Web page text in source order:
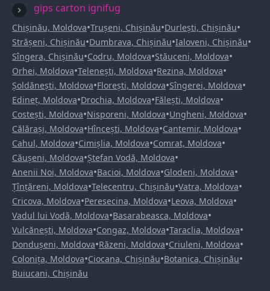
gips carton ignifug
Chișinău, Moldova•Trușeni, Chișinău•Durlești, Chișinău•
Strășeni, Chișinău•Dumbrava, Chișinău•Ialoveni, Chișinău•
Sîngera, Chișinău•Codru, Moldova•Stăuceni, Moldova•
Orhei, Moldova•Telenești, Moldova•Rezina, Moldova•
Șoldănești, Moldova•Florești, Moldova•Sîngerei, Moldova•
Edineț, Moldova•Drochia, Moldova•Fălești, Moldova•
Costești, Moldova•Nisporeni, Moldova•Ungheni, Moldova•
Călărași, Moldova•Hîncești, Moldova•Cantemir, Moldova•
Cahul, Moldova•Cimișlia, Moldova•Comrat, Moldova•
Căușeni, Moldova•Ștefan Vodă, Moldova•
Anenii Noi, Moldova•Bacioi, Moldova•Glodeni, Moldova•
Țînțăreni, Moldova•Telecentru, Chișinău•Vatra, Moldova•
Cricova, Moldova•Peresecina, Moldova•Leova, Moldova•
Vadul lui Vodă, Moldova•Basarabeasca, Moldova•
Vulcănești, Moldova•Congaz, Moldova•Taraclia, Moldova•
Dondușeni, Moldova•Răzeni, Moldova•Criuleni, Moldova•
Colonița, Moldova•Ciocana, Chișinău•Botanica, Chișinău•
Buiucani, Chișinău